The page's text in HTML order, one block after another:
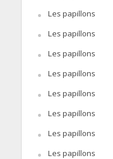
Les papillons
Les papillons
Les papillons
Les papillons
Les papillons
Les papillons
Les papillons
Les papillons